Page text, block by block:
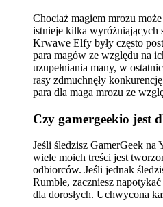
Chociaż magiem mrozu
istnieje kilka wyróżniających
Krwawe Elfy były często
para magów ze względu na
uzupełniania many, w
rasy zdmuchnęły
para dla maga mrozu ze
Czy gamergeekio jest
Jeśli śledzisz GamerGeek na
wiele moich treści jest
odbiorców. Jeśli jednak
Rumble, zaczniesz
dla dorosłych. Uchwycona